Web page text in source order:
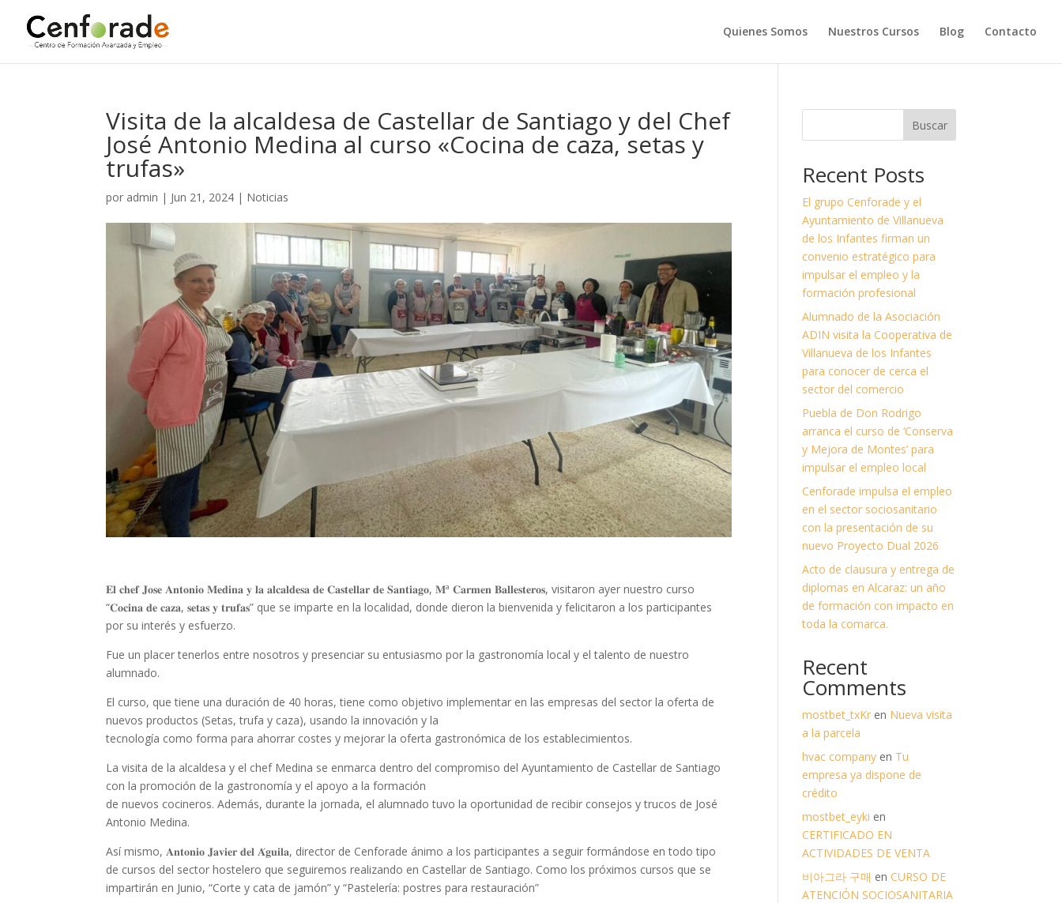
Quienes Somos Nuestros Cursos Blog Contacto
Visita de la alcaldesa de Castellar de Santiago y del Chef
José Antonio Medina al curso «Cocina de caza, setas y
trufas»
por admin | Jun 21, 2024 | Noticias
𝐄𝐥 𝐜𝐡𝐞𝐟 𝐉𝐨𝐬𝐞 𝐀𝐧𝐭𝐨𝐧𝐢𝐨 𝐌𝐞𝐝𝐢𝐧𝐚 𝐲 𝐥𝐚 𝐚𝐥𝐜𝐚𝐥𝐝𝐞𝐬𝐚 𝐝𝐞 𝐂𝐚𝐬𝐭𝐞𝐥𝐥𝐚𝐫 𝐝𝐞 𝐒𝐚𝐧𝐭𝐢𝐚𝐠𝐨, 𝐌ª 𝐂𝐚𝐫𝐦𝐞𝐧 𝐁𝐚𝐥𝐥𝐞𝐬𝐭𝐞𝐫𝐨𝐬, visitaron ayer nuestro curso
“𝐂𝐨𝐜𝐢𝐧𝐚 𝐝𝐞 𝐜𝐚𝐳𝐚, 𝐬𝐞𝐭𝐚𝐬 𝐲 𝐭𝐫𝐮𝐟𝐚𝐬” que se imparte en la localidad, donde dieron la bienvenida y felicitaron a los participantes
por su interés y esfuerzo.
Fue un placer tenerlos entre nosotros y presenciar su entusiasmo por la gastronomía local y el talento de nuestro
alumnado.
El curso, que tiene una duración de 40 horas, tiene como objetivo implementar en las empresas del sector la oferta de
nuevos productos (Setas, trufa y caza), usando la innovación y la
tecnología como forma para ahorrar costes y mejorar la oferta gastronómica de los establecimientos.
La visita de la alcaldesa y el chef Medina se enmarca dentro del compromiso del Ayuntamiento de Castellar de Santiago
con la promoción de la gastronomía y el apoyo a la formación
de nuevos cocineros. Además, durante la jornada, el alumnado tuvo la oportunidad de recibir consejos y trucos de José
Antonio Medina.
Así mismo, 𝐀𝐧𝐭𝐨𝐧𝐢𝐨 𝐉𝐚𝐯𝐢𝐞𝐫 𝐝𝐞𝐥 𝐀́𝐠𝐮𝐢𝐥𝐚, director de Cenforade ánimo a los participantes a seguir formándose en todo tipo
de cursos del sector hostelero que seguiremos realizando en Castellar de Santiago. Como los próximos cursos que se
impartirán en Junio, “Corte y cata de jamón” y “Pastelería: postres para restauración”
Buscar
Recent Posts
El grupo Cenforade y el
Ayuntamiento de Villanueva
de los Infantes firman un
convenio estratégico para
impulsar el empleo y la
formación profesional
Alumnado de la Asociación
ADIN visita la Cooperativa de
Villanueva de los Infantes
para conocer de cerca el
sector del comercio
Puebla de Don Rodrigo
arranca el curso de ‘Conserva
y Mejora de Montes’ para
impulsar el empleo local
Cenforade impulsa el empleo
en el sector sociosanitario
con la presentación de su
nuevo Proyecto Dual 2026
Acto de clausura y entrega de
diplomas en Alcaraz: un año
de formación con impacto en
toda la comarca.
Recent
Comments
mostbet_txKr en Nueva visita
a la parcela
hvac company en Tu
empresa ya dispone de
crédito
mostbet_eyki en
CERTIFICADO EN
ACTIVIDADES DE VENTA
비아그라 구매 en CURSO DE
ATENCIÓN SOCIOSANITARIA